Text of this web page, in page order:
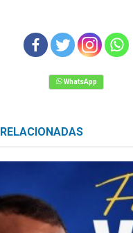
RELACIONADAS